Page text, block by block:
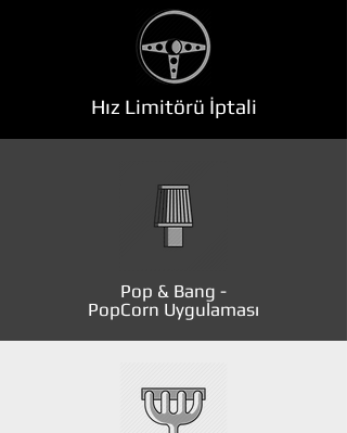
Hız Limitörü İptali
Pop & Bang -
PopCorn Uygulaması